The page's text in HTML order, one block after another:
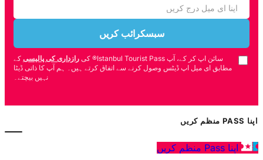
سبسکرائب کریں
سائن اپ کر کے، آپ Istanbul Tourist Pass® کی رازداری کی پالیسی کے
مطابق ای میل اپ ڈیٹس وصول کرنے سے اتفاق کرتے ہیں۔ ہم آپ کا ذاتی ڈیٹا
نہیں بیچتے۔
اپنا PASS منظم کریں
اپنا Pass منظم کریں